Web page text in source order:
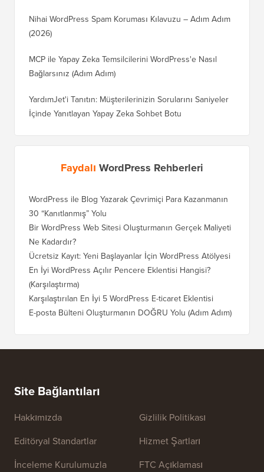
Nihai WordPress Spam Koruması Kılavuzu – Adım Adım
(2026)
MCP ile Yapay Zeka Temsilcilerini WordPress'e Nasıl
Bağlarsınız (Adım Adım)
YardımJet'i Tanıtın: Müşterilerinizin Sorularını Saniyeler
İçinde Yanıtlayan Yapay Zeka Sohbet Botu
Faydalı WordPress Rehberleri
WordPress ile Blog Yazarak Çevrimiçi Para Kazanmanın
30 “Kanıtlanmış” Yolu
Bir WordPress Web Sitesi Oluşturmanın Gerçek Maliyeti
Ne Kadardır?
Ücretsiz Kayıt: Yeni Başlayanlar İçin WordPress Atölyesi
En İyi WordPress Açılır Pencere Eklentisi Hangisi?
(Karşılaştırma)
Karşılaştırılan En İyi 5 WordPress E-ticaret Eklentisi
E-posta Bülteni Oluşturmanın DOĞRU Yolu (Adım Adım)
Site Bağlantıları
Hakkımızda
Editöryal Standartlar
İnceleme Kurulumuzla
Gizlilik Politikası
Hizmet Şartları
FTC Açıklaması